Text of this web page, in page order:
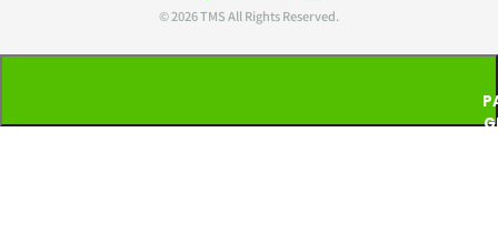
© 2026 TMS All Rights Reserved.